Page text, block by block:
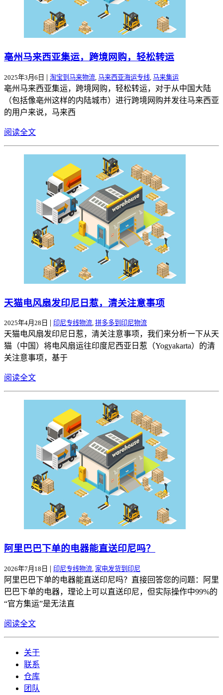
亳州马来西亚集运，跨境网购，轻松转运
2025年3月6日 | 淘宝到马来物流 马来西亚海运专线 马来集运
亳州马来西亚集运，跨境网购，轻松转运，对于从中国大陆
（包括像亳州这样的内陆城市）进行跨境网购并发往马来西亚
的用户来说，马来西
阅读全文
天猫电风扇发印尼日惹，清关注意事项
2025年4月28日 | 印尼专线物流, 拼多多到印尼物流
天猫电风扇发印尼日惹，清关注意事项，我们来分析一下从天
猫（中国）将电风扇运往印度尼西亚日惹（Yogyakarta）的清
关注意事项，基于
阅读全文
阿里巴巴下单的电器能直送印尼吗？
2026年7月18日 | 印尼专线物流 家电发货到印尼
阿里巴巴下单的电器能直送印尼吗？直接回答您的问题：阿里
巴巴下单的电器，理论上可以直送印尼，但实际操作中99%的
“官方集运”是无法直
阅读全文
关于
联系
仓库
团队